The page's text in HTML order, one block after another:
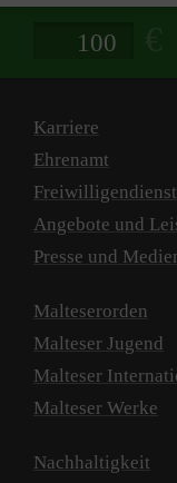
Spendenbetrag
Karriere
Ehrenamt
Angebote und
Presse und
Malteserorden
Malteser Jugend
Malteser
Malteser Werke
Nachhaltigkeit